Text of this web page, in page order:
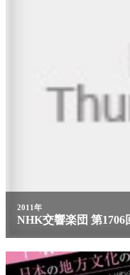
2011年
NHK交響楽団 第